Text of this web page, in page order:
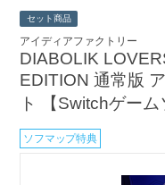
セット商品
アイディアファクトリー
DIABOLIK
EDITION 通常版
ト 【Switchゲー
ソフマップ特典